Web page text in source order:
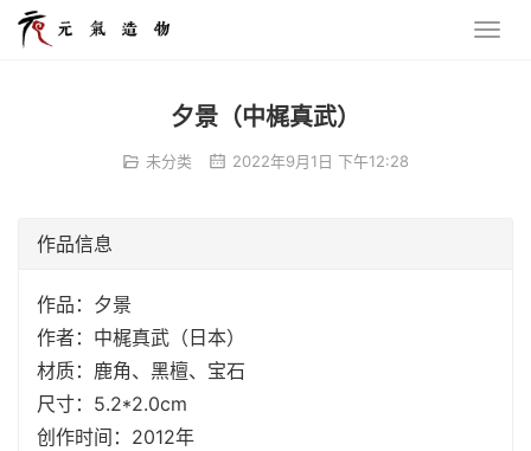
夕景（中梶真武）
未分类 2022年9月1日 下午12:28
作品信息
作品：夕景
作者：中梶真武（日本）
材质：鹿角、黑檀、宝石
尺寸：5.2*2.0cm
创作时间：2012年